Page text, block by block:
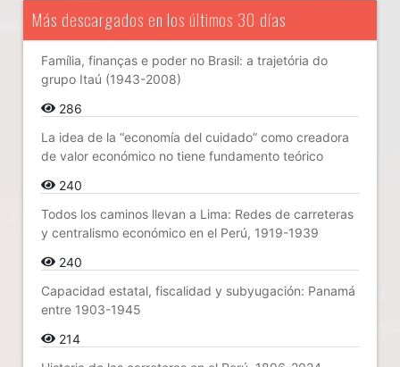
Más descargados en los últimos 30 días
Família, finanças e poder no Brasil: a trajetória do
grupo Itaú (1943-2008)
286
La idea de la “economía del cuidado” como creadora
de valor económico no tiene fundamento teórico
240
Todos los caminos llevan a Lima: Redes de carreteras
y centralismo económico en el Perú, 1919-1939
240
Capacidad estatal, fiscalidad y subyugación: Panamá
entre 1903-1945
214